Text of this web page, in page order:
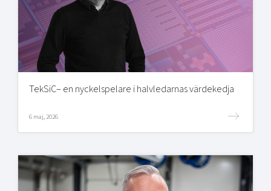
TekSiC– en nyckelspelare i halvledarnas värdekedja
6 maj, 2026